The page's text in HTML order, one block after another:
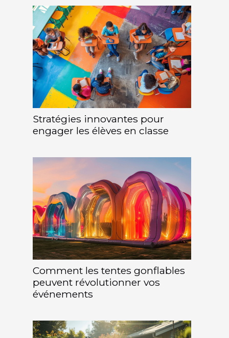
Stratégies innovantes pour
engager les élèves en classe
Comment les tentes gonflables
peuvent révolutionner vos
événements